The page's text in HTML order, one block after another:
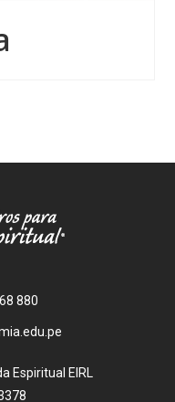
880
Espiritual EIRL